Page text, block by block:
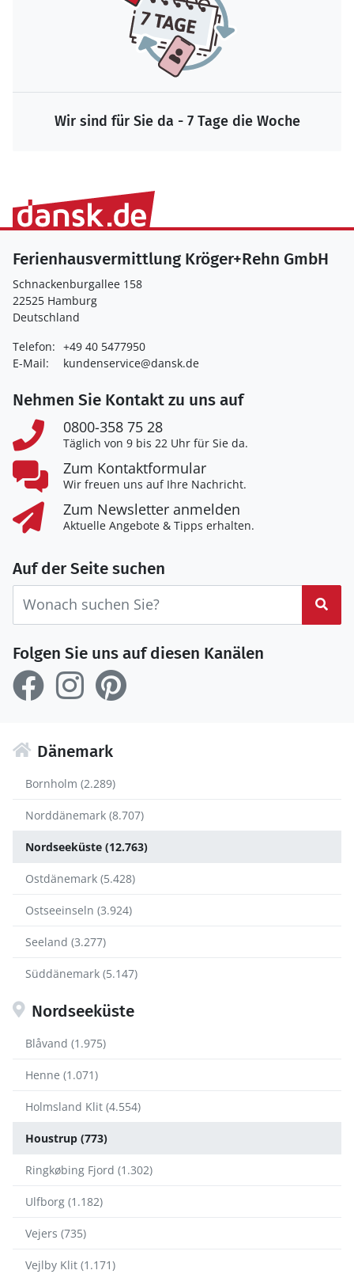
Wir sind für Sie da - 7 Tage die Woche
Ferienhausvermittlung Kröger+Rehn GmbH
Schnackenburgallee 158
22525 Hamburg
Deutschland
Telefon: +49 40 5477950
E-Mail:
kundenservice@dansk.de
Nehmen Sie Kontakt zu uns auf
0800-358 75 28
Täglich von 9 bis 22 Uhr für Sie da.
Zum Kontaktformular
Wir freuen uns auf Ihre Nachricht.
Zum Newsletter anmelden
Aktuelle Angebote & Tipps erhalten.
Auf der Seite suchen
Folgen Sie uns auf diesen Kanälen
Dänemark
Bornholm (2.289)
Norddänemark (8.707)
Nordseeküste (12.763)
Ostdänemark (5.428)
Ostseeinseln (3.924)
Seeland (3.277)
Süddänemark (5.147)
Nordseeküste
Blåvand (1.975)
Henne (1.071)
Holmsland Klit (4.554)
Houstrup (773)
Ringkøbing Fjord (1.302)
Ulfborg (1.182)
Vejers (735)
Vejlby Klit (1.171)